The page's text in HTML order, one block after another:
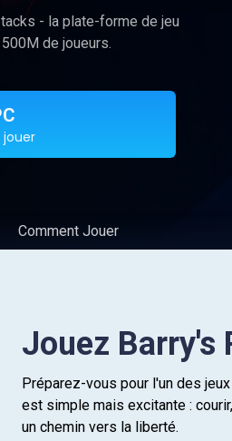
- la plate-forme de jeu
de joueurs.
Comment Jouer
Jouez Barry's
Préparez-vous pour l'un des
est simple mais excitante :
un chemin vers la liberté.